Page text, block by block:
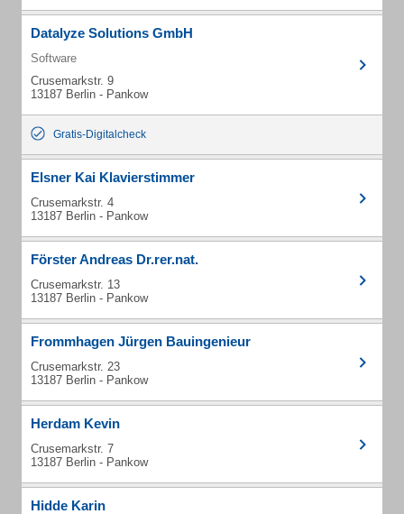
Datalyze Solutions GmbH
Software
Crusemarkstr. 9
13187 Berlin - Pankow
Gratis-Digitalcheck
Elsner Kai Klavierstimmer
Crusemarkstr. 4
13187 Berlin - Pankow
Förster Andreas Dr.rer.nat.
Crusemarkstr. 13
13187 Berlin - Pankow
Frommhagen Jürgen Bauingenieur
Crusemarkstr. 23
13187 Berlin - Pankow
Herdam Kevin
Crusemarkstr. 7
13187 Berlin - Pankow
Hidde Karin